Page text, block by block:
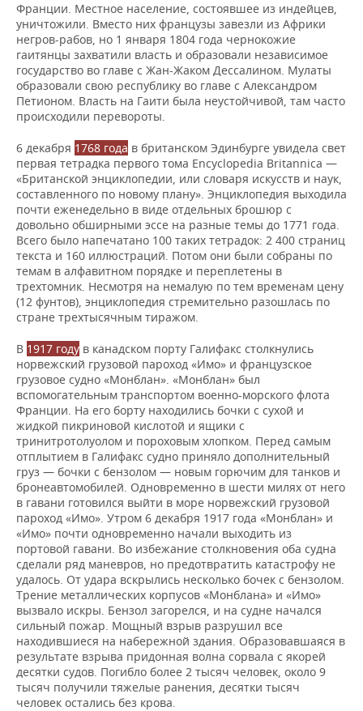
Франции. Местное население, состоявшее из индейцев,
уничтожили. Вместо них французы завезли из Африки
негров-рабов, но 1 января 1804 года чернокожие
гаитянцы захватили власть и образовали независимое
государство во главе с Жан-Жаком Дессалином. Мулаты
образовали свою республику во главе с Александром
Петионом. Власть на Гаити была неустойчивой, там часто
происходили перевороты.
6 декабря 1768 года в британском Эдинбурге увидела свет
первая тетрадка первого тома Encyclopedia Britannica —
«Британской энциклопедии, или словаря искусств и наук,
составленного по новому плану». Энциклопедия выходила
почти еженедельно в виде отдельных брошюр с
довольно обширными эссе на разные темы до 1771 года.
Всего было напечатано 100 таких тетрадок: 2 400 страниц
текста и 160 иллюстраций. Потом они были собраны по
темам в алфавитном порядке и переплетены в
трехтомник. Несмотря на немалую по тем временам цену
(12 фунтов), энциклопедия стремительно разошлась по
стране трехтысячным тиражом.
В 1917 году в канадском порту Галифакс столкнулись
норвежский грузовой пароход «Имо» и французское
грузовое судно «Монблан». «Монблан» был
вспомогательным транспортом военно-морского флота
Франции. На его борту находились бочки с сухой и
жидкой пикриновой кислотой и ящики с
тринитротолуолом и пороховым хлопком. Перед самым
отплытием в Галифакс судно приняло дополнительный
груз — бочки с бензолом — новым горючим для танков и
бронеавтомобилей. Одновременно в шести милях от него
в гавани готовился выйти в море норвежский грузовой
пароход «Имо». Утром 6 декабря 1917 года «Монблан» и
«Имо» почти одновременно начали выходить из
портовой гавани. Во избежание столкновения оба судна
сделали ряд маневров, но предотвратить катастрофу не
удалось. От удара вскрылись несколько бочек с бензолом.
Трение металлических корпусов «Монблана» и «Имо»
вызвало искры. Бензол загорелся, и на судне начался
сильный пожар. Мощный взрыв разрушил все
находившиеся на набережной здания. Образовавшаяся в
результате взрыва придонная волна сорвала с якорей
десятки судов. Погибло более 2 тысяч человек, около 9
тысяч получили тяжелые ранения, десятки тысяч
человек остались без крова.